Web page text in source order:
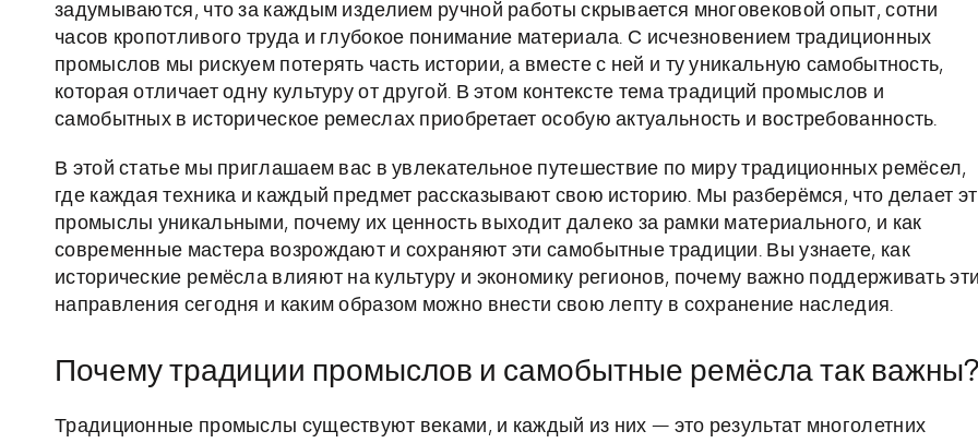
задумываются, что за каждым изделием ручной работы скрывается многовековой опыт, сотни
часов кропотливого труда и глубокое понимание материала. С исчезновением традиционных
промыслов мы рискуем потерять часть истории, а вместе с ней и ту уникальную самобытность,
которая отличает одну культуру от другой. В этом контексте тема традиций промыслов и
самобытных в историческое ремеслах приобретает особую актуальность и востребованность.
В этой статье мы приглашаем вас в увлекательное путешествие по миру традиционных ремёсел,
где каждая техника и каждый предмет рассказывают свою историю. Мы разберёмся, что делает
промыслы уникальными, почему их ценность выходит далеко за рамки материального, и как
современные мастера возрождают и сохраняют эти самобытные традиции. Вы узнаете, как
исторические ремёсла влияют на культуру и экономику регионов, почему важно поддерживать
направления сегодня и каким образом можно внести свою лепту в сохранение наследия.
Почему традиции промыслов и самобытные ремёсла так важны?
Традиционные промыслы существуют веками, и каждый из них — это результат многолетних